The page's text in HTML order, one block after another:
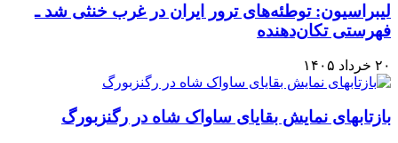
لیبراسیون: توطئه‌های ترور ایران در غرب خنثی شد ـ
فهرستی تکان‌دهنده
۲۰ خرداد ۱۴۰۵
بازتابهای نمایش بقایای ساواک شاه در رگنزبورگ